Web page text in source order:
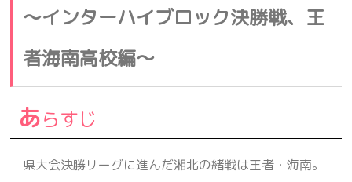
3.運動量だけなら牧をも凌ぐぞ
5.とり返しがつかなくなる
6.追い上げ開始だ
～インターハイブロック決勝戦、王
者海南高校編～
あらすじ
県大会決勝リーグに進んだ湘北の緒戦は王者・海南。